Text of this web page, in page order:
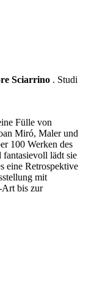
Sciarrino . Studi
Fülle von
Miró, Maler und
100 Werken des
lädt sie
eine Retrospektive
mit
Art bis zur